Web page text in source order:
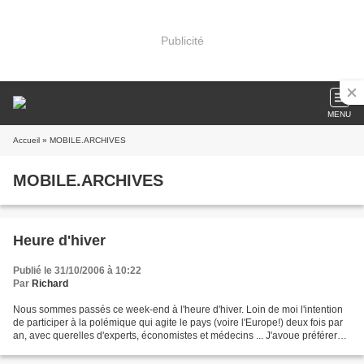
Publicité
MENU
Accueil » MOBILE.ARCHIVES
MOBILE.ARCHIVES
Heure d'hiver
Publié le 31/10/2006 à 10:22
Par Richard
Nous sommes passés ce week-end à l'heure d'hiver. Loin de moi l'intention
de participer à la polémique qui agite le pays (voire l'Europe!) deux fois par
an, avec querelles d'experts, économistes et médecins ... J'avoue préférer